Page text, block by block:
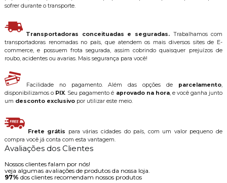
sofrer durante o transporte.
Transportadoras conceituadas e seguradas. Trabalhamos com
transportadoras renomadas no país, que atendem os mais diversos sites de E-
commerce, e possuem frota segurada, assim cobrindo quaisquer prejuízos de
roubo, acidentes ou avarias. Mais segurança para você!
Facilidade no pagamento. Além das opções de parcelamento,
disponibilizamos o PIX. Seu pagamento é aprovado na hora, e você ganha junto
um desconto exclusivopor utilizar este meio.
Frete grátis para várias cidades do país, com um valor pequeno de
compra você já conta com esta vantagem.
Avaliações dos Clientes
Nossos clientes falam por nós!
veja algumas avaliações de produtos da nossa loja.
97% dos clientes recomendam nossos produtos